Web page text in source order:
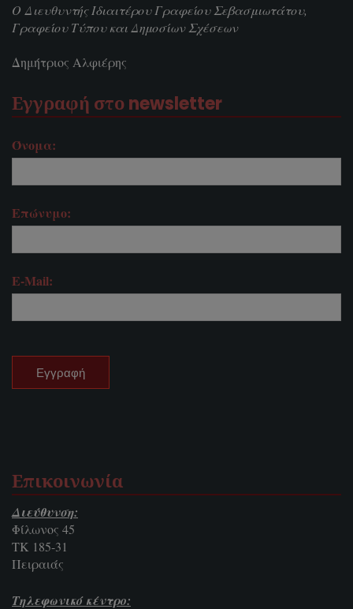
Ο Διευθυντής Ιδιαιτέρου Γραφείου Σεβασμιωτάτου,
Γραφείου Τύπου και Δημοσίων Σχέσεων
Δημήτριος Αλφιέρης
Εγγραφή στο newsletter
Όνομα:
Επώνυμο:
E-Mail:
Επικοινωνία
Διεύθυνση:
Φίλωνος 45
ΤΚ 185-31
Πειραιάς
Τηλεφωνικό κέντρο: